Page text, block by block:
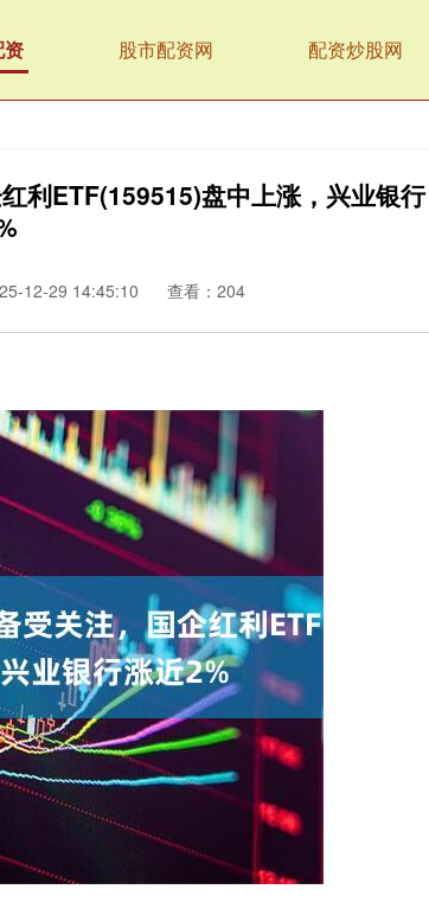
股市配资网 配资炒股网
利ETF(159515)盘中上涨，兴业银行
12-29 14:45:10 查看：204
沪深300 49.56